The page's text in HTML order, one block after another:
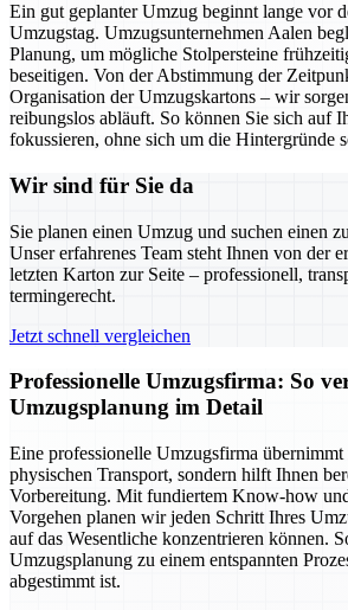
Ein gut geplanter Umzug beginnt lange vor
Umzugstag. Umzugsunternehmen Aalen
Planung, um mögliche Stolpersteine
beseitigen. Von der Abstimmung der
Organisation der Umzugskartons – wir
reibungslos abläuft. So können Sie sich auf
fokussieren, ohne sich um die Hintergründe
Wir sind für Sie da
Sie planen einen Umzug und suchen einen
Unser erfahrenes Team steht Ihnen von der
letzten Karton zur Seite – professionell,
termingerecht.
Jetzt schnell vergleichen
Professionelle Umzugsfirma: So
Umzugsplanung im Detail
Eine professionelle Umzugsfirma übernimmt
physischen Transport, sondern hilft Ihnen
Vorbereitung. Mit fundiertem Know-how
Vorgehen planen wir jeden Schritt Ihres
auf das Wesentliche konzentrieren können.
Umzugsplanung zu einem entspannten
abgestimmt ist.